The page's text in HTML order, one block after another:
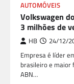
AUTOMÓVEIS
Volkswagen
3 milhões de
HB 24/12/
Empresa é líder
brasileiro e maior
ABN…